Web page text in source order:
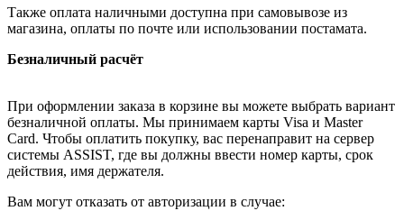
Также оплата наличными доступна при самовывозе из
магазина, оплаты по почте или использовании постамата.
Безналичный расчёт
При оформлении заказа в корзине вы можете выбрать вариант
безналичной оплаты. Мы принимаем карты Visa и Master
Card. Чтобы оплатить покупку, вас перенаправит на сервер
системы ASSIST, где вы должны ввести номер карты, срок
действия, имя держателя.
Вам могут отказать от авторизации в случае: